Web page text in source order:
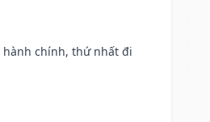
hành chính, thứ nhất đi